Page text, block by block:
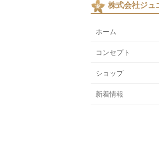
株式会社ジュ
ホーム
コンセプト
ショップ
新着情報